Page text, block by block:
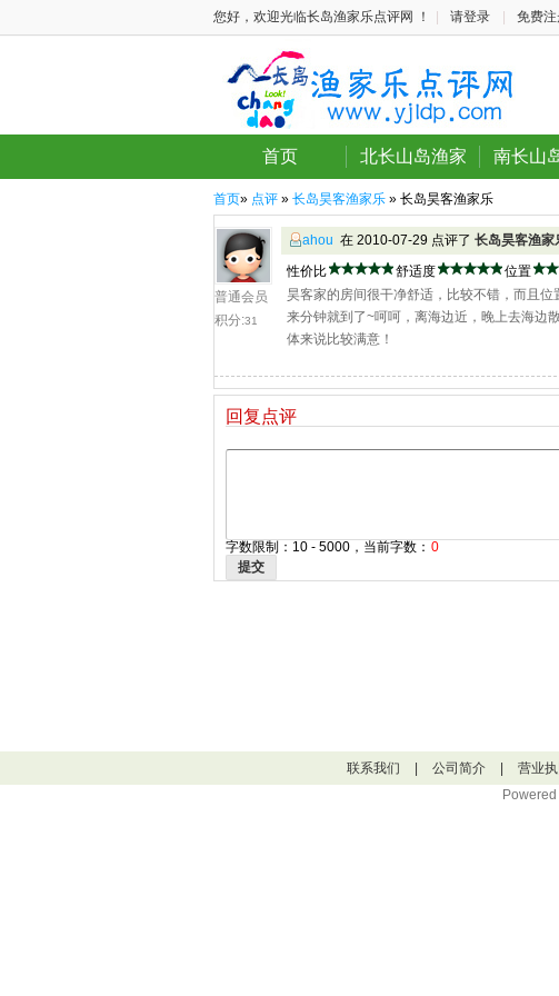
您好，欢迎光临长岛渔家乐点评网 ！ 请登录 免费
首页 北长山岛渔家 南长山
首页» 点评 » 长岛昊客渔家乐 » 长岛昊客渔家乐
普通会员
积分:31
ahou 在 2010-07-29 点评了 长岛昊客渔家
性价比
舒适度 位置
昊客家的房间很干净舒适，比较不错，而且
来分钟就到了~呵呵，离海边近，晚上去海边
体来说比较满意！
回复点评
字数限制：10 - 5000，当前字数： 0
提交
联系我们 公司简介 营业